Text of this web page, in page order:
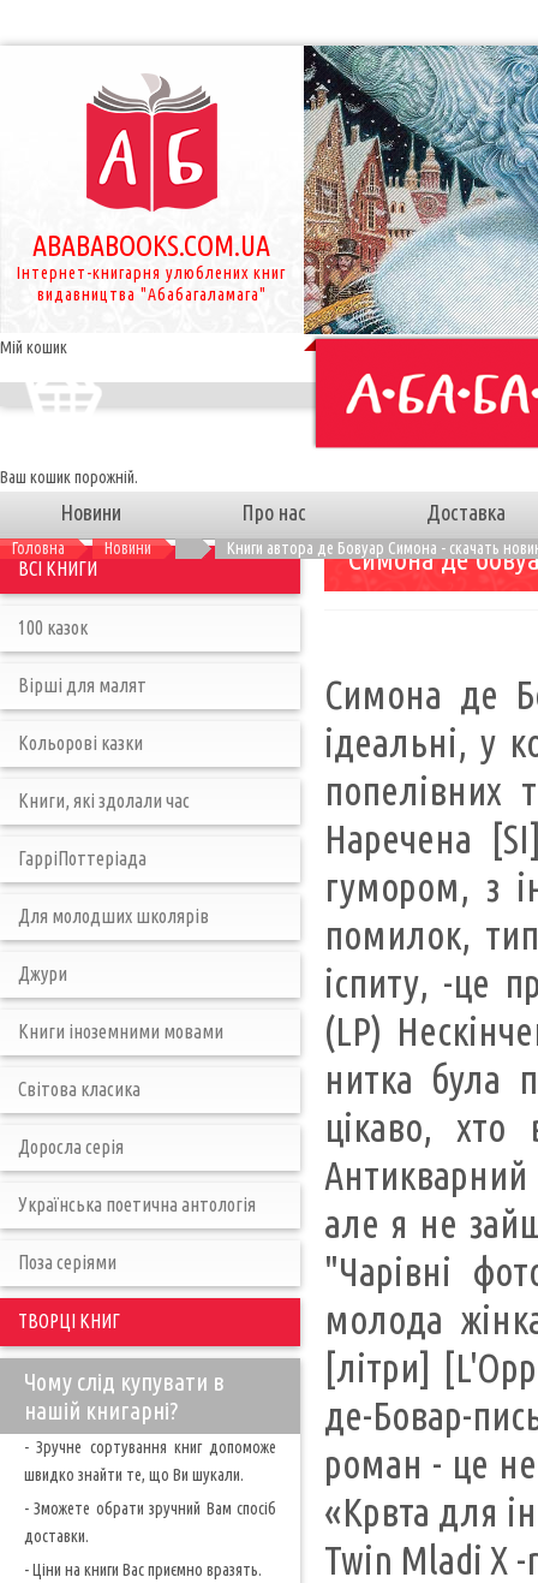
ABABABOOKS.COM.UA
Інтернет-книгарня улюблених книг
видавництва "Абабагаламага"
Мій кошик
Ваш кошик порожній.
Новини Про нас Доставка
Головна Новини Книги автора де Бовуар Симона - cкачать
Симона де
Симона де
ідеальні, у
попелівних
Наречена
гумором, з
помилок,
іспиту, -це
(LP)
нитка була
цікаво,
Антикварний
але я не
"Чарівні
молода
[літри]
де-Бовар-
роман - це
«Крвта для
Twin Mladi X -
ВСІ КНИГИ
100 казок
Вірші для малят
Кольорові казки
Книги, які здолали час
ГарріПоттеріада
Для молодших школярів
Джури
Книги іноземними мовами
Світова класика
Доросла серія
Українська поетична антологія
Поза серіями
ТВОРЦІ КНИГ
Чому слід купувати в
нашій книгарні?
- Зручне сортування книг допоможе
швидко знайти те, що Ви шукали.
- Зможете обрати зручний Вам спосіб
доставки.
- Ціни на книги Вас приємно вразять.